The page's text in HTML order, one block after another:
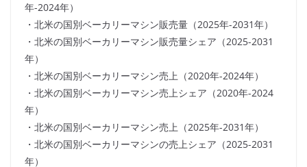
年-2024年）
・北米の国別ベーカリーマシン販売量（2025年-2031年）
・北米の国別ベーカリーマシン販売量シェア（2025-2031
年）
・北米の国別ベーカリーマシン売上（2020年-2024年）
・北米の国別ベーカリーマシン売上シェア（2020年-2024
年）
・北米の国別ベーカリーマシン売上（2025年-2031年）
・北米の国別ベーカリーマシンの売上シェア（2025-2031
年）